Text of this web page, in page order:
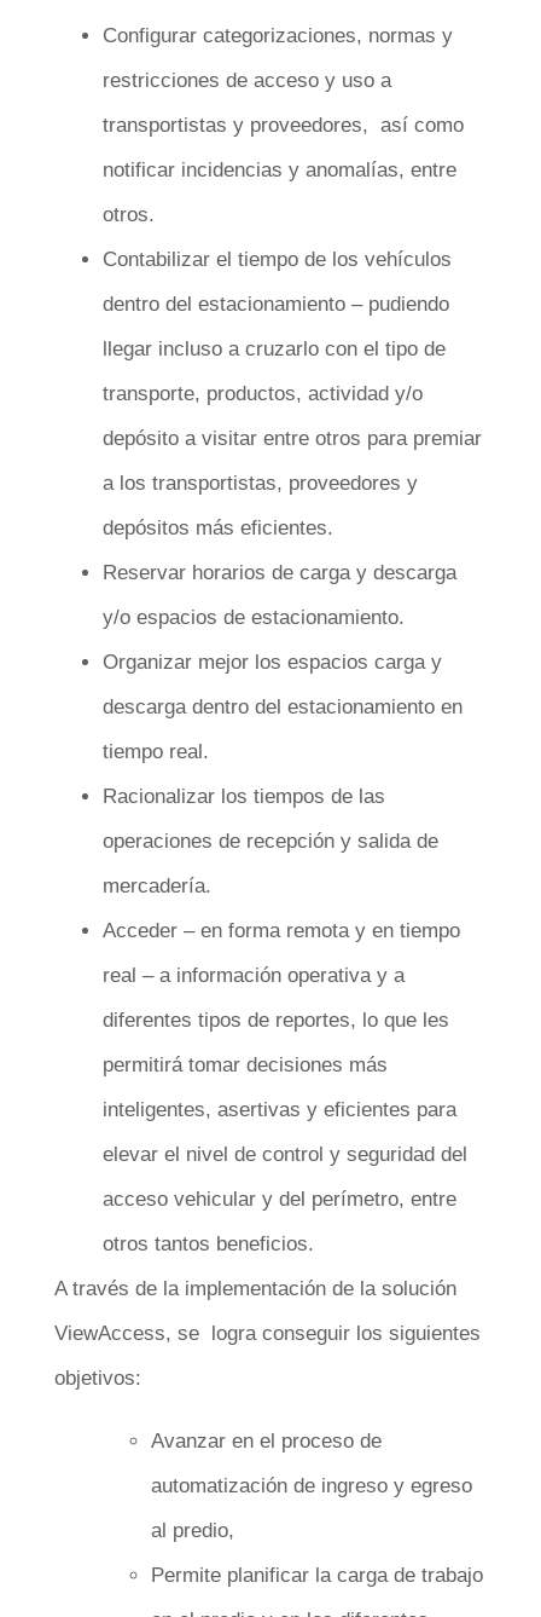
Configurar categorizaciones, normas y
restricciones de acceso y uso a
transportistas y proveedores, así como
notificar incidencias y anomalías, entre
otros.
Contabilizar el tiempo de los vehículos
dentro del estacionamiento – pudiendo
llegar incluso a cruzarlo con el tipo de
transporte, productos, actividad y/o
depósito a visitar entre otros para premiar
a los transportistas, proveedores y
depósitos más eficientes.
Reservar horarios de carga y descarga
y/o espacios de estacionamiento.
Organizar mejor los espacios carga y
descarga dentro del estacionamiento en
tiempo real.
Racionalizar los tiempos de las
operaciones de recepción y salida de
mercadería.
Acceder – en forma remota y en tiempo
real – a información operativa y a
diferentes tipos de reportes, lo que les
permitirá tomar decisiones más
inteligentes, asertivas y eficientes para
elevar el nivel de control y seguridad del
acceso vehicular y del perímetro, entre
otros tantos beneficios.
A través de la implementación de la solución
ViewAccess, se logra conseguir los siguientes
objetivos:
Avanzar en el proceso de
automatización de ingreso y egreso
al predio,
Permite planificar la carga de trabajo